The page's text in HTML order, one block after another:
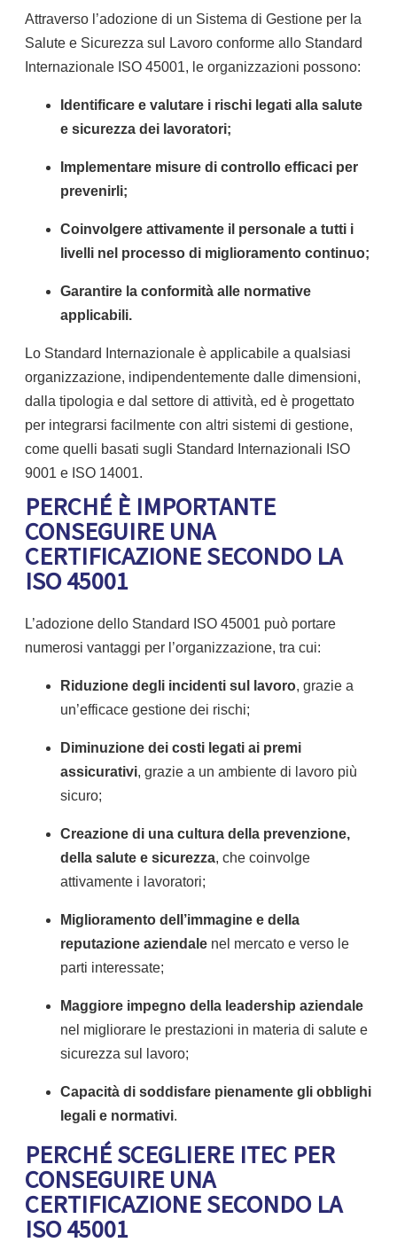
Attraverso l’adozione di un Sistema di Gestione per la
Salute e Sicurezza sul Lavoro conforme allo Standard
Internazionale ISO 45001, le organizzazioni possono:
Identificare e valutare i rischi legati alla salute
e sicurezza dei lavoratori;
Implementare misure di controllo efficaci per
prevenirli;
Coinvolgere attivamente il personale a tutti i
livelli nel processo di miglioramento continuo;
Garantire la conformità alle normative
applicabili.
Lo Standard Internazionale è applicabile a qualsiasi
organizzazione, indipendentemente dalle dimensioni,
dalla tipologia e dal settore di attività, ed è progettato
per integrarsi facilmente con altri sistemi di gestione,
come quelli basati sugli Standard Internazionali ISO
9001 e ISO 14001.
PERCHÉ È IMPORTANTE
CONSEGUIRE UNA
CERTIFICAZIONE SECONDO LA
ISO 45001
L’adozione dello Standard ISO 45001 può portare
numerosi vantaggi per l’organizzazione, tra cui:
Riduzione degli incidenti sul lavoro, grazie a
un’efficace gestione dei rischi;
Diminuzione dei costi legati ai premi
assicurativi, grazie a un ambiente di lavoro più
sicuro;
Creazione di una cultura della prevenzione,
della salute e sicurezza, che coinvolge
attivamente i lavoratori;
Miglioramento dell’immagine e della
reputazione aziendale nel mercato e verso le
parti interessate;
Maggiore impegno della leadership aziendale
nel migliorare le prestazioni in materia di salute e
sicurezza sul lavoro;
Capacità di soddisfare pienamente gli obblighi
legali e normativi.
PERCHÉ SCEGLIERE ITEC PER
CONSEGUIRE UNA
CERTIFICAZIONE SECONDO LA
ISO 45001